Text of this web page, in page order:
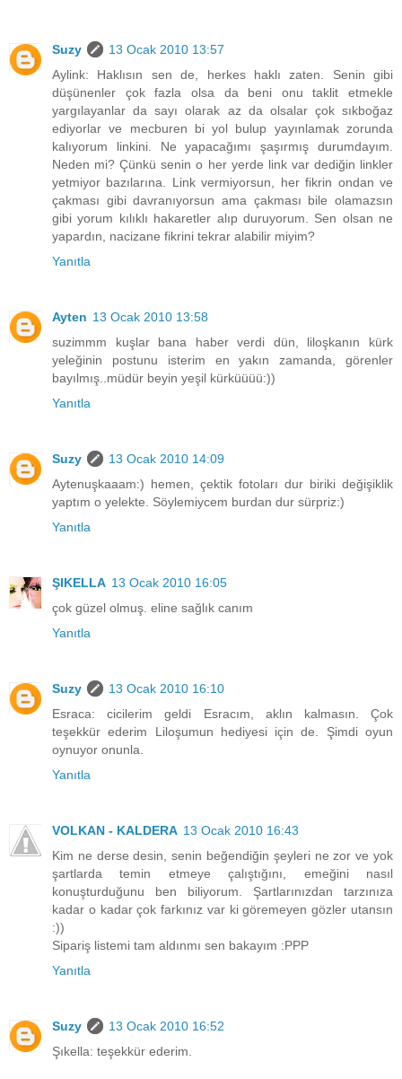
Suzy
13 Ocak 2010 13:57
Aylink: Haklısın sen de, herkes haklı zaten. Senin gibi
düşünenler çok fazla olsa da beni onu taklit etmekle
yargılayanlar da sayı olarak az da olsalar çok sıkboğaz
ediyorlar ve mecburen bi yol bulup yayınlamak zorunda
kalıyorum linkini. Ne yapacağımı şaşırmış durumdayım.
Neden mi? Çünkü senin o her yerde link var dediğin linkler
yetmiyor bazılarına. Link vermiyorsun, her fikrin ondan ve
çakması gibi davranıyorsun ama çakması bile olamazsın
gibi yorum kılıklı hakaretler alıp duruyorum. Sen olsan ne
yapardın, nacizane fikrini tekrar alabilir miyim?
Yanıtla
Ayten 13 Ocak 2010 13:58
suzimmm kuşlar bana haber verdi dün, liloşkanın kürk
yeleğinin postunu isterim en yakın zamanda, görenler
bayılmış..müdür beyin yeşil kürküüüü:))
Yanıtla
Suzy
13 Ocak 2010 14:09
Aytenuşkaaam:) hemen, çektik fotoları dur biriki değişiklik
yaptım o yelekte. Söylemiycem burdan dur sürpriz:)
Yanıtla
ŞIKELLA 13 Ocak 2010 16:05
çok güzel olmuş. eline sağlık canım
Yanıtla
Suzy
13 Ocak 2010 16:10
Esraca: cicilerim geldi Esracım, aklın kalmasın. Çok
teşekkür ederim Liloşumun hediyesi için de. Şimdi oyun
oynuyor onunla.
Yanıtla
VOLKAN - KALDERA 13 Ocak 2010 16:43
Kim ne derse desin, senin beğendiğin şeyleri ne zor ve yok
şartlarda temin etmeye çalıştığını, emeğini nasıl
konuşturduğunu ben biliyorum. Şartlarınızdan tarzınıza
kadar o kadar çok farkınız var ki göremeyen gözler utansın
:))
Sipariş listemi tam aldınmı sen bakayım :PPP
Yanıtla
Suzy
13 Ocak 2010 16:52
Şıkella: teşekkür ederim.